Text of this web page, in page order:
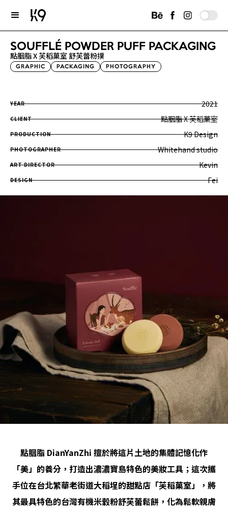
SOUFFLÉ POWDER PUFF PACKAGING
點胭脂 X 芙稻菓室 舒芙蕾粉撲
GRAPHIC PACKAGING PHOTOGRAPHY
YEAR 2021
CLIENT 點胭脂 X 芙稻菓室
PRODUCTION K9 Design
PHOTOGRAPHER Whitehand studio
ART DIRECTOR Kevin
DESIGN Fei
點胭脂 DianYanZhi 擅於將這片土地的集體記憶化作
「美」的養分，打造出濃濃寶島特色的美妝工具；這次攜
手位在台北繁華老街道大稻埕的甜點店「芙稻菓室」，將
其最具特色的台灣有機米穀粉舒芙蕾鬆餅，化為鬆軟親膚